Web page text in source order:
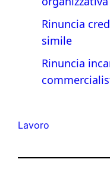
Rinuncia
simile
Rinuncia
Lavoro